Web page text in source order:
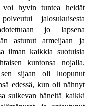
voi hyvin tuntea heidät
jalosukuisesta
jo lapsena
astunut armeijaan ja
ilman kaikkia suotuisia
kuntonsa nojalla.
sijaan oli luopunut
edessä, kun oli nähnyt
sulkevan häneltä kaikki